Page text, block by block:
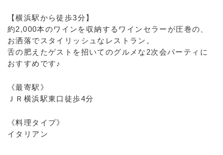
【横浜駅から徒歩3分】
約2,000本のワインを収納するワインセラーが圧巻の、
お洒落でスタイリッシュなレストラン。
舌の肥えたゲストを招いてのグルメな2次会パーティに
おすすめです♪
《最寄駅》
ＪＲ横浜駅東口徒歩4分
《料理タイプ》
イタリアン